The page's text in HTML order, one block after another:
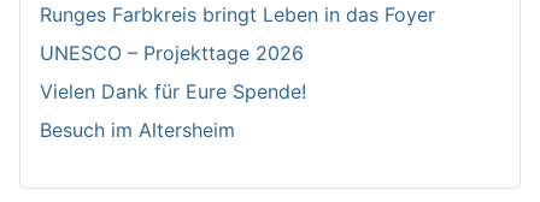
Runges Farbkreis bringt Leben in das Foyer
UNESCO – Projekttage 2026
Vielen Dank für Eure Spende!
Besuch im Altersheim